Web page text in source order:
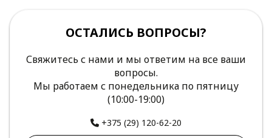
ОСТАЛИСЬ ВОПРОСЫ?
Свяжитесь с нами и мы ответим на все ваши
вопросы.
Мы работаем с понедельника по пятницу
(10:00-19:00)
+375 (29) 120-62-20